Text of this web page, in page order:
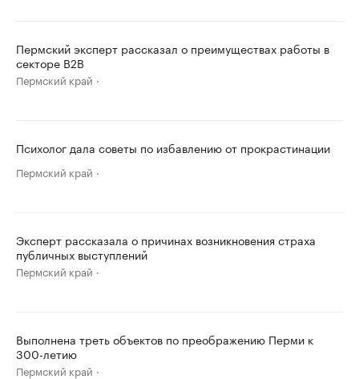
Пермский эксперт рассказал о преимуществах работы в
секторе B2B
Пермский край
Психолог дала советы по избавлению от прокрастинации
Пермский край
Эксперт рассказала о причинах возникновения страха
публичных выступлений
Пермский край
Выполнена треть объектов по преображению Перми к
300-летию
Пермский край